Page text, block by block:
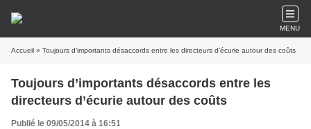
MENU
Accueil » Toujours d’importants désaccords entre les directeurs d’écurie autour des coûts
Toujours d’importants désaccords entre les
directeurs d’écurie autour des coûts
Publié le 09/05/2014 à 16:51